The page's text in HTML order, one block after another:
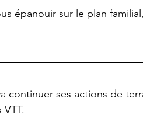
épanouir sur le plan
continuer ses actions de